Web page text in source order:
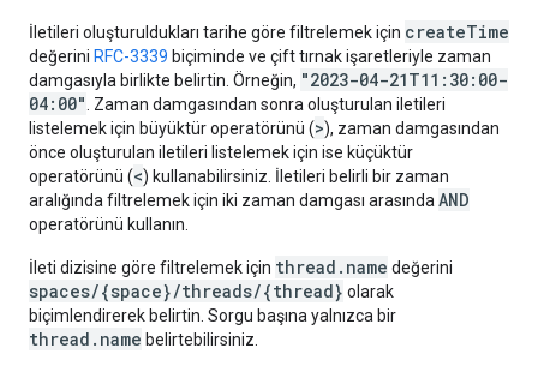
İletileri oluşturuldukları tarihe göre filtrelemek için createTime
değerini RFC-3339 biçiminde ve çift tırnak işaretleriyle zaman
damgasıyla birlikte belirtin. Örneğin, "2023-04-21T11:30:00-
04:00" . Zaman damgasından sonra oluşturulan iletileri
listelemek için büyüktür operatörünü (>), zaman damgasından
önce oluşturulan iletileri listelemek için ise küçüktür
operatörünü (<) kullanabilirsiniz. İletileri belirli bir zaman
aralığında filtrelemek için iki zaman damgası arasında AND
operatörünü kullanın.
İleti dizisine göre filtrelemek için thread.name değerini
spaces/{space}/threads/{thread} olarak
biçimlendirerek belirtin. Sorgu başına yalnızca bir
thread.name belirtebilirsiniz.